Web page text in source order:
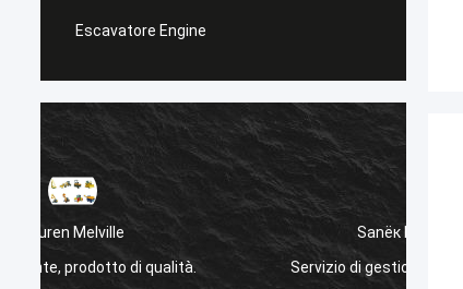
Escavatore Engine
Sanёк Нижегородский
Servizio di gestione, veloce e veloce.